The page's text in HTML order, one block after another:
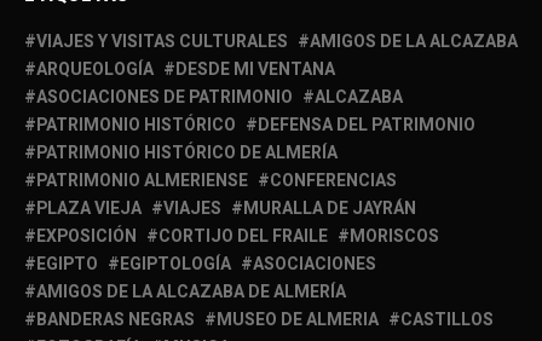
VIAJES Y VISITAS CULTURALES
AMIGOS DE LA ALCAZABA
ARQUEOLOGÍA
DESDE MI VENTANA
ASOCIACIONES DE PATRIMONIO
ALCAZABA
PATRIMONIO HISTÓRICO
DEFENSA DEL PATRIMONIO
PATRIMONIO HISTÓRICO DE ALMERÍA
PATRIMONIO ALMERIENSE
CONFERENCIAS
PLAZA VIEJA
VIAJES
MURALLA DE JAYRÁN
EXPOSICIÓN
CORTIJO DEL FRAILE
MORISCOS
EGIPTO
EGIPTOLOGÍA
ASOCIACIONES
AMIGOS DE LA ALCAZABA DE ALMERÍA
BANDERAS NEGRAS
MUSEO DE ALMERIA
CASTILLOS